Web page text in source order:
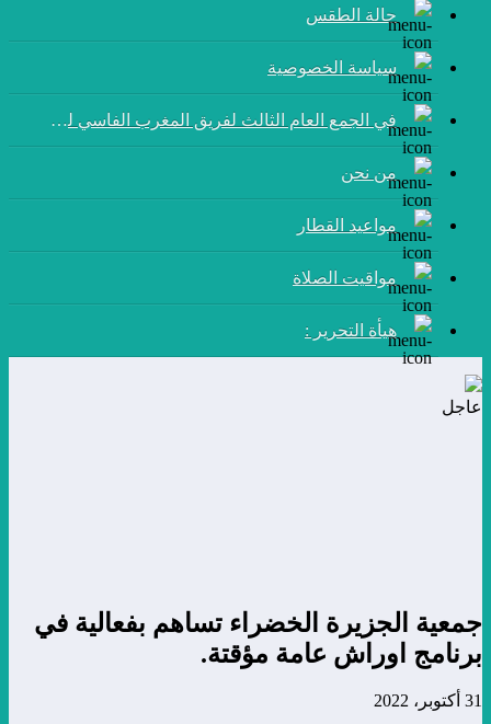
حالة الطقس
سياسة الخصوصية
في الجمع العام الثالث لفريق المغرب الفاسي لكرة القدم:
من نحن
مواعيد القطار
مواقيت الصلاة
هيأة التحرير :
عاجل
جمعية الجزيرة الخضراء تساهم بفعالية في
برنامج اوراش عامة مؤقتة.
31 أكتوبر، 2022